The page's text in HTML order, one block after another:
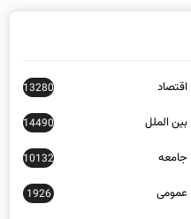
اقتصاد 13280
بین الملل 14490
جامعه 10132
عمومی 1926